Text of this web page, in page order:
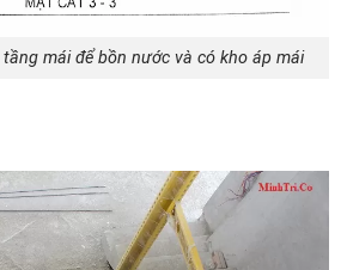
mái để bồn nước và có kho áp mái